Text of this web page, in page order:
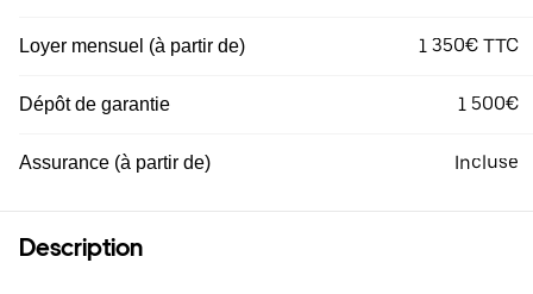
Loyer mensuel (à partir de) 1 350€ TTC
Dépôt de garantie 1 500€
Assurance (à partir de) Incluse
Description